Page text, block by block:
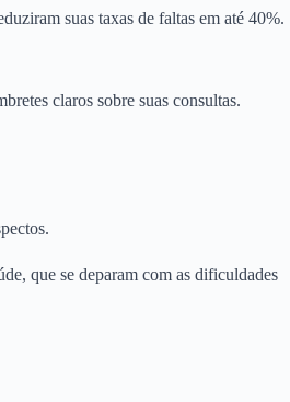
suas taxas de faltas em até 40%.
claros sobre suas consultas.
que se deparam com as dificuldades